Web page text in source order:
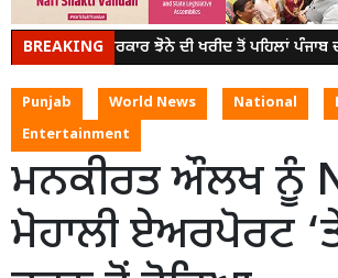
BREAKING
ਕੇਂਦਰ ਸਰਕਾਰ ਝੋਨੇ ਦੀ ਖਰੀਦ ਤੋਂ ਪਹਿਲਾਂ ਪੰਜਾਬ
Punjab World News National
Entertainment
ਮਨਕੀਰਤ ਔਲਖ ਨੂੰ
ਮੋਹਾਲੀ ਏਅਰਪੋਰਟ